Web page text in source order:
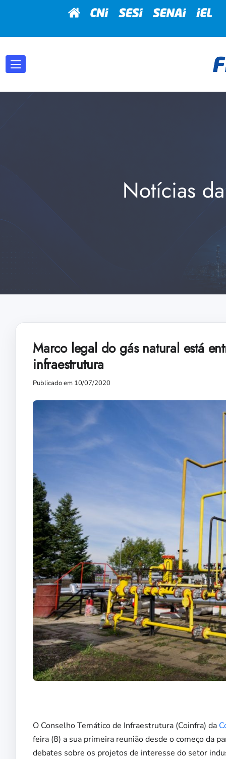
Notícias
Marco legal do gás natural está
infraestrutura
Publicado em 10/07/2020
O Conselho Temático de Infraestrutura (Coinfra) da
feira (8) a sua primeira reunião desde o começo da
debates sobre os projetos de interesse do setor